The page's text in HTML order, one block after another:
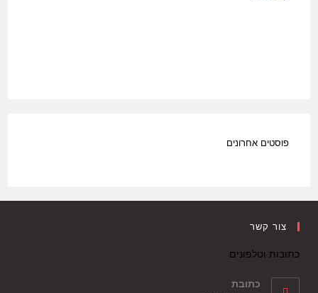
פוסטים אחרונים
צור קשר
כתובות וטלפונים
כתובת